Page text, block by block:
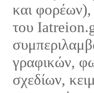
και φορέων),
του
γραφικών,
σχεδίων,